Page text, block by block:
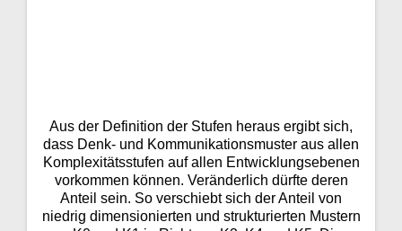
Aus der Definition der Stufen heraus ergibt sich,
dass Denk- und Kommunikationsmuster aus allen
Komplexitätsstufen auf allen Entwicklungsebenen
vorkommen können. Veränderlich dürfte deren
Anteil sein. So verschiebt sich der Anteil von
niedrig dimensionierten und strukturierten Mustern